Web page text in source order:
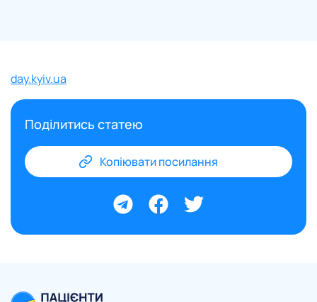
day.kyiv.ua
Поділитись статею
Копіювати посилання